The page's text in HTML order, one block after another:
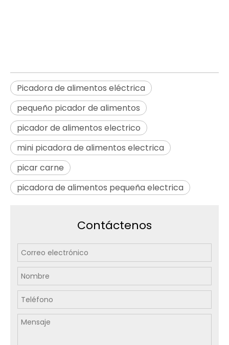
Picadora de alimentos eléctrica
pequeño picador de alimentos
picador de alimentos electrico
mini picadora de alimentos electrica
picar carne
picadora de alimentos pequeña electrica
Contáctenos